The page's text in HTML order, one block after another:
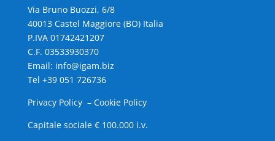
Via Bruno Buozzi, 6/8
40013 Castel Maggiore (BO) Italia
P.IVA 01742421207
C.F. 03533930370
Email: info@igam.biz
Tel +39 051 726736
Privacy Policy – Cookie Policy
Capitale sociale € 100.000 i.v.